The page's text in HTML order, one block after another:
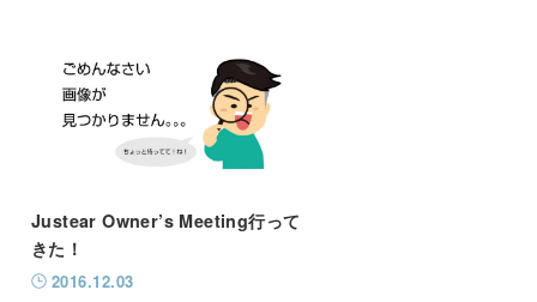
Justear Owner’s Meeting行って
きた！
2016.12.03